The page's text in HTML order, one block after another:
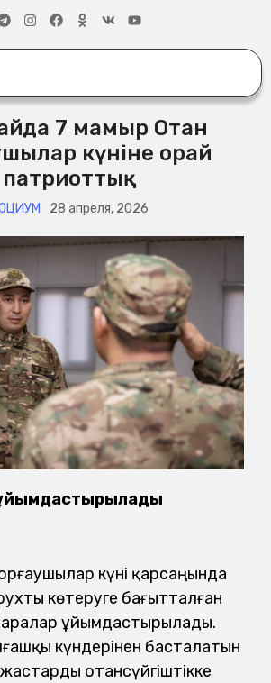
7 мамыр Отан
күніне орай
патриоттық
28 апреля, 2026
күні қарсаңында
көтеруге бағытталған
ұйымдастырылады.
күндерінен басталатын
отансүйгіштікке